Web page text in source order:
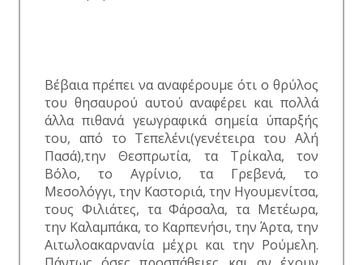
Βέβαια πρέπει να αναφέρουμε ότι ο θρύλος
του θησαυρού αυτού αναφέρει και πολλά
άλλα πιθανά γεωγραφικά σημεία ύπαρξής
του, από το Τεπελένι(γενέτειρα του Αλή
Πασά),την Θεσπρωτία, τα Τρίκαλα, τον
Βόλο, το Αγρίνιο, τα Γρεβενά, το
Μεσολόγγι, την Καστοριά, την Ηγουμενίτσα,
τους Φιλιάτες, τα Φάρσαλα, τα Μετέωρα,
την Καλαμπάκα, το Καρπενήσι, την Άρτα, την
Αιτωλοακαρνανία μέχρι και την Ρούμελη.